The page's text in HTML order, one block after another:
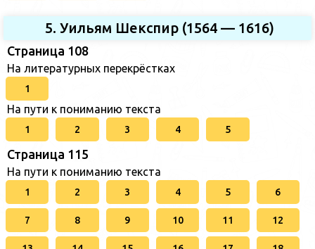
5. Уильям Шекспир (1564 — 1616)
Страница 108
На литературных перекрёстках
1
На пути к пониманию текста
1 2 3 4 5
Страница 115
На пути к пониманию текста
1 2 3 4 5 6
7 8 9 10 11 12